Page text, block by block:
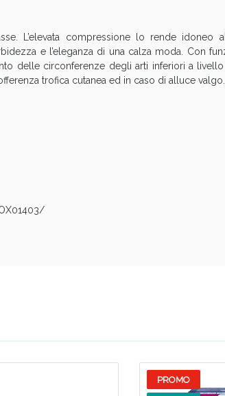
L’elevata compressione lo rende
e l’eleganza di una calza moda. Con
delle circonferenze degli arti inferiori a
trofica cutanea ed in caso di alluce valgo.
PROMO